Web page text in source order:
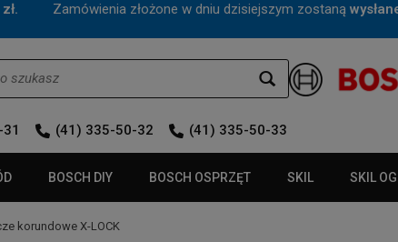
Zamówienia złożone w dniu dzisiejszym zostaną
(41) 335-50-32 (41) 335-50-33
BOSCH DIY BOSCH OSPRZĘT SKIL SKIL
korundowe X-LOCK